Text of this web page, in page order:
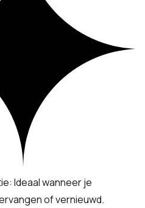
Ideaal wanneer je
of vernieuwd.